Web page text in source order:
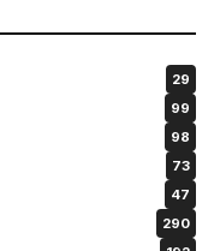
29
99
98
73
47
290